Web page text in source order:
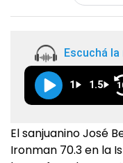
Escuchá
1 1.5
El sanjuanino José
Ironman 70.3 en la